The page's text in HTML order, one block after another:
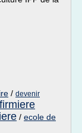
/ devenir
/ ecole de